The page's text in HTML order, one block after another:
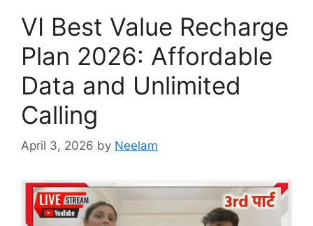
VI Best Value Recharge
Plan 2026: Affordable
Data and Unlimited
Calling
April 3, 2026 by Neelam